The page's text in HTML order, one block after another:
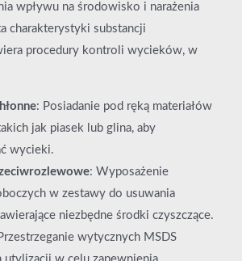
wpływu na środowisko i narażenia
charakterystyki substancji
procedury kontroli wycieków, w
: Posiadanie pod ręką materiałów
jak piasek lub glina, aby
wycieki.
: Wyposażenie
w zestawy do usuwania
niezbędne środki czyszczące.
wytycznych MSDS